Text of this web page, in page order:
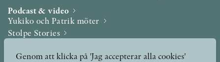
Podcast & video
Yukiko och Patrik möter
Stolpe Stories
Genom att klicka på 'Jag accepterar alla cookies'